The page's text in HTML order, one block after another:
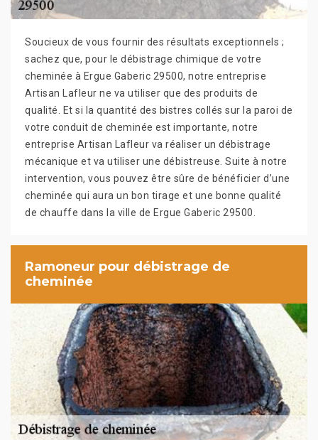
Soucieux de vous fournir des résultats exceptionnels ;
sachez que, pour le débistrage chimique de votre
cheminée à Ergue Gaberic 29500, notre entreprise
Artisan Lafleur ne va utiliser que des produits de
qualité. Et si la quantité des bistres collés sur la paroi de
votre conduit de cheminée est importante, notre
entreprise Artisan Lafleur va réaliser un débistrage
mécanique et va utiliser une débistreuse. Suite à notre
intervention, vous pouvez être sûre de bénéficier d’une
cheminée qui aura un bon tirage et une bonne qualité
de chauffe dans la ville de Ergue Gaberic 29500.
Ramoneur pour débistrage de
cheminée